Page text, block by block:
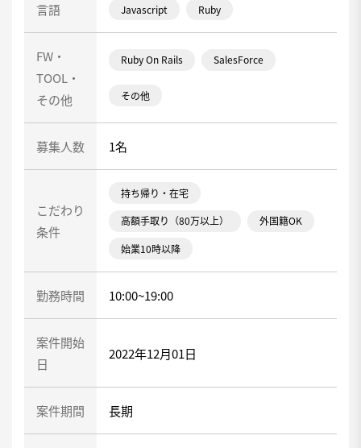
言語 Javascript Ruby
FW・
TOOL・
その他
Ruby On Rails SalesForce
その他
募集人数 1名
こだわり
条件
持ち帰り・在宅
高額手取り（80万以上） 外国籍OK
始業10時以降
勤務時間 10:00~19:00
案件開始
日
2022年12月01日
案件期間 長期